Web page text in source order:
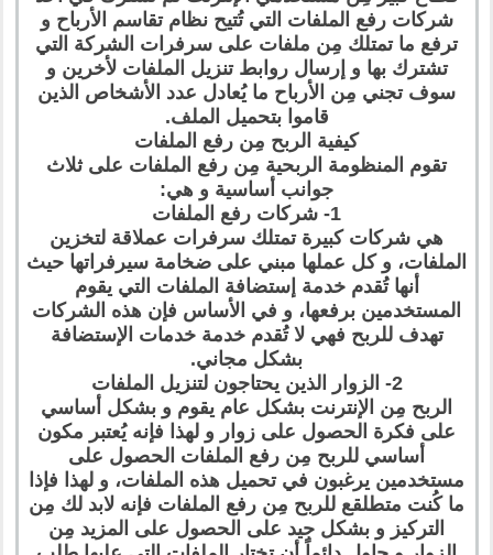
شركات رفع الملفات التي تُتيح نظام تقاسم الأرباح و
ترفع ما تمتلك مِن ملفات على سرفرات الشركة التي
تشترك بها و إرسال روابط تنزيل الملفات لأخرين و
سوف تجني مِن الأرباح ما يُعادل عدد الأشخاص الذين
قاموا بتحميل الملف.
كيفية الربح مِن رفع الملفات
تقوم المنظومة الربحية مِن رفع الملفات على ثلاث
جوانب أساسية و هي:
1- شركات رفع الملفات
هي شركات كبيرة تمتلك سرفرات عملاقة لتخزين
الملفات، و كل عملها مبني على ضخامة سيرفراتها حيث
أنها تُقدم خدمة إستضافة الملفات التي يقوم
المستخدمين برفعها، و في الأساس فإن هذه الشركات
تهدف للربح فهي لا تُقدم خدمة خدمات الإستضافة
بشكل مجاني.
2- الزوار الذين يحتاجون لتنزيل الملفات
الربح مِن الإنترنت بشكل عام يقوم و بشكل أساسي
على فكرة الحصول على زوار و لهذا فإنه يُعتبر مكون
أساسي للربح مِن رفع الملفات الحصول على
مستخدمين يرغبون في تحميل هذه الملفات، و لهذا فإذا
ما كُنت متطلقع للربح مِن رفع الملفات فإنه لابد لك مِن
التركيز و بشكل جيد على الحصول على المزيد مِن